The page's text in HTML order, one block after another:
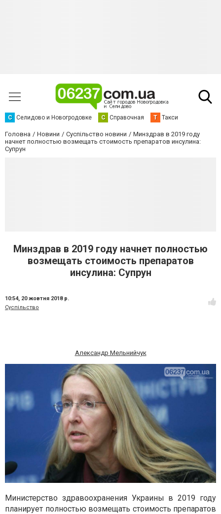
С Селидово и Новогродовке С Справочная Т Такси
Головна Новини Суспільство новини
Минздрав в 2019 году
начнет полностью возмещать стоимость препаратов инсулина:
Супрун
Минздрав в 2019 году начнет полностью
возмещать стоимость препаратов
инсулина: Супрун
10:54, 20 жовтня 2018 р.
Суспільство
Александр Мельнийчук
Министерство здравоохранения Украины в 2019 году
планирует полностью возмещать стоимость препаратов